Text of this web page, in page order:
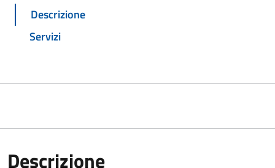
Descrizione
Servizi
Descrizione